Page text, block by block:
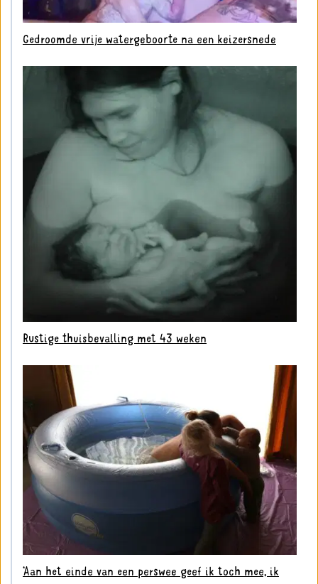
Gedroomde vrije watergeboorte na een keizersnede
Rustige thuisbevalling met 43 weken
‘Aan het einde van een perswee geef ik toch mee, ik